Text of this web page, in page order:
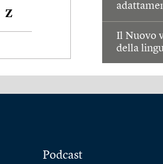
Il Nuovo
della
Z
Podcast